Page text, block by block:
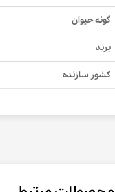
گونه حیوان
برند
کشور سازنده